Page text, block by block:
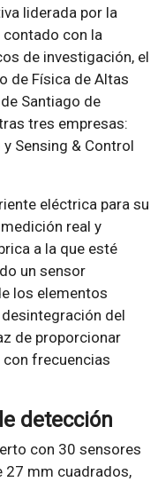
liderada por la
contado con la
de investigación, el
de Física de Altas
Santiago de
tres empresas:
Sensing & Control
eléctrica para su
real y
a la que esté
un sensor
los elementos
del
de proporcionar
frecuencias
detección
con 30 sensores
27 mm cuadrados,